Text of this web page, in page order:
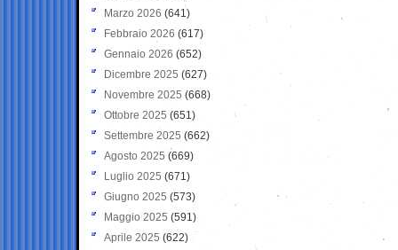
Marzo 2026 (641)
Febbraio 2026 (617)
Gennaio 2026 (652)
Dicembre 2025 (627)
Novembre 2025 (668)
Ottobre 2025 (651)
Settembre 2025 (662)
Agosto 2025 (669)
Luglio 2025 (671)
Giugno 2025 (573)
Maggio 2025 (591)
Aprile 2025 (622)